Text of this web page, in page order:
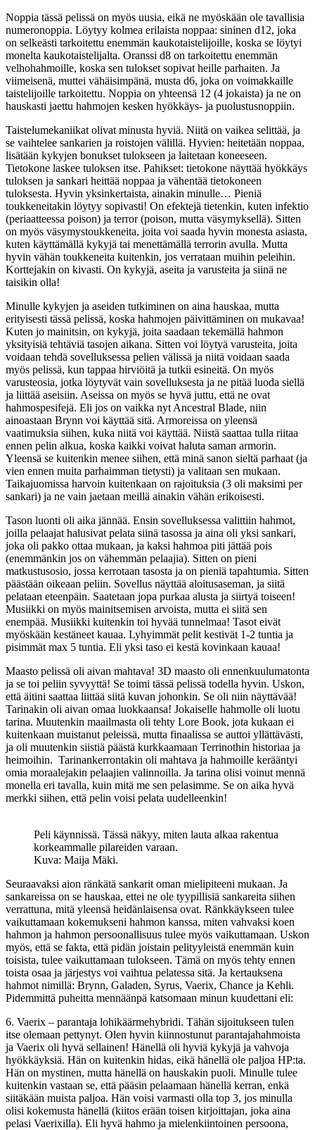
Noppia tässä pelissä on myös uusia, eikä ne myöskään ole tavallisia
numeronoppia. Löytyy kolmea erilaista noppaa: sininen d12, joka
on selkeästi tarkoitettu enemmän kaukotaistelijoille, koska se löytyi
monelta kaukotaistelijalta. Oranssi d8 on tarkoitettu enemmän
velhohahmoille, koska sen tulokset sopivat heille parhaiten. Ja
viimeisenä, muttei vähäisimpänä, musta d6, joka on voimakkaille
taistelijoille tarkoitettu. Noppia on yhteensä 12 (4 jokaista) ja ne on
hauskasti jaettu hahmojen kesken hyökkäys- ja puolustusnoppiin.
Taistelumekaniikat olivat minusta hyviä. Niitä on vaikea selittää, ja
se vaihtelee sankarien ja roistojen välillä. Hyvien: heitetään noppaa,
lisätään kykyjen bonukset tulokseen ja laitetaan koneeseen.
Tietokone laskee tuloksen itse. Pahikset: tietokone näyttää hyökkäys
tuloksen ja sankari heittää noppaa ja vähentää tietokoneen
tuloksesta. Hyvin yksinkertaista, ainakin minulle… Pieniä
toukkeneitakin löytyy sopivasti! On efektejä tietenkin, kuten infektio
(periaatteessa poison) ja terror (poison, mutta väsymyksellä). Sitten
on myös väsymystoukkeneita, joita voi saada hyvin monesta asiasta,
kuten käyttämällä kykyjä tai menettämällä terrorin avulla. Mutta
hyvin vähän toukkeneita kuitenkin, jos verrataan muihin peleihin.
Korttejakin on kivasti. On kykyjä, aseita ja varusteita ja siinä ne
taisikin olla!
Minulle kykyjen ja aseiden tutkiminen on aina hauskaa, mutta
erityisesti tässä pelissä, koska hahmojen päivittäminen on mukavaa!
Kuten jo mainitsin, on kykyjä, joita saadaan tekemällä hahmon
yksityisiä tehtäviä tasojen aikana. Sitten voi löytyä varusteita, joita
voidaan tehdä sovelluksessa pelien välissä ja niitä voidaan saada
myös pelissä, kun tappaa hirviöitä ja tutkii esineitä. On myös
varusteosia, jotka löytyvät vain sovelluksesta ja ne pitää luoda siellä
ja liittää aseisiin. Aseissa on myös se hyvä juttu, että ne ovat
hahmospesifejä. Eli jos on vaikka nyt Ancestral Blade, niin
ainoastaan Brynn voi käyttää sitä. Armoreissa on yleensä
vaatimuksia siihen, kuka niitä voi käyttää. Niistä saattaa tulla riitaa
ennen pelin alkua, koska kaikki voivat haluta saman armorin.
Yleensä se kuitenkin menee siihen, että minä sanon sieltä parhaat (ja
vien ennen muita parhaimman tietysti) ja valitaan sen mukaan.
Taikajuomissa harvoin kuitenkaan on rajoituksia (3 oli maksimi per
sankari) ja ne vain jaetaan meillä ainakin vähän erikoisesti.
Tason luonti oli aika jännää. Ensin sovelluksessa valittiin hahmot,
joilla pelaajat halusivat pelata siinä tasossa ja aina oli yksi sankari,
joka oli pakko ottaa mukaan, ja kaksi hahmoa piti jättää pois
(enemmänkin jos on vähemmän pelaajia). Sitten on pieni
matkustusosio, jossa kerrotaan tasosta ja on pieniä tapahtumia. Sitten
päästään oikeaan peliin. Sovellus näyttää aloitusaseman, ja siitä
pelataan eteenpäin. Saatetaan jopa purkaa alusta ja siirtyä toiseen!
Musiikki on myös mainitsemisen arvoista, mutta ei siitä sen
enempää. Musiikki kuitenkin toi hyvää tunnelmaa! Tasot eivät
myöskään kestäneet kauaa. Lyhyimmät pelit kestivät 1-2 tuntia ja
pisimmät max 5 tuntia. Eli yksi taso ei kestä kovinkaan kauaa!
Maasto pelissä oli aivan mahtava! 3D maasto oli ennenkuulumatonta
ja se toi peliin syvyyttä! Se toimi tässä pelissä todella hyvin. Uskon,
että äitini saattaa liittää siitä kuvan johonkin. Se oli niin näyttävää!
Tarinakin oli aivan omaa luokkaansa! Jokaiselle hahmolle oli luotu
tarina. Muutenkin maailmasta oli tehty Lore Book, jota kukaan ei
kuitenkaan muistanut peleissä, mutta finaalissa se auttoi yllättävästi,
ja oli muutenkin siistiä päästä kurkkaamaan Terrinothin historiaa ja
heimoihin. Tarinankerrontakin oli mahtava ja hahmoille kerääntyi
omia moraalejakin pelaajien valinnoilla. Ja tarina olisi voinut mennä
monella eri tavalla, kuin mitä me sen pelasimme. Se on aika hyvä
merkki siihen, että pelin voisi pelata uudelleenkin!
Peli käynnissä. Tässä näkyy, miten lauta alkaa rakentua
korkeammalle pilareiden varaan.
Kuva: Maija Mäki.
Seuraavaksi aion ränkätä sankarit oman mielipiteeni mukaan. Ja
sankareissa on se hauskaa, ettei ne ole tyypillisiä sankareita siihen
verrattuna, mitä yleensä heidänlaisensa ovat. Ränkkäykseen tulee
vaikuttamaan kokemukseni hahmon kanssa, miten vahvaksi koen
hahmon ja hahmon persoonallisuus tulee myös vaikuttamaan. Uskon
myös, että se fakta, että pidän joistain pelityyleistä enemmän kuin
toisista, tulee vaikuttamaan tulokseen. Tämä on myös tehty ennen
toista osaa ja järjestys voi vaihtua pelatessa sitä. Ja kertauksena
hahmot nimillä: Brynn, Galaden, Syrus, Vaerix, Chance ja Kehli.
Pidemmittä puheitta mennäänpä katsomaan minun kuudettani eli:
6. Vaerix – parantaja lohikäärmehybridi. Tähän sijoitukseen tulen
itse olemaan pettynyt. Olen hyvin kiinnostunut parantajahahmoista
ja Vaerix oli hyvä sellainen! Hänellä oli hyviä kykyjä ja vahvoja
hyökkäyksiä. Hän on kuitenkin hidas, eikä hänellä ole paljoa HP:ta.
Hän on mystinen, mutta hänellä on hauskakin puoli. Minulle tulee
kuitenkin vastaan se, että pääsin pelaamaan hänellä kerran, enkä
siitäkään muista paljoa. Hän voisi varmasti olla top 3, jos minulla
olisi kokemusta hänellä (kiitos erään toisen kirjoittajan, joka aina
pelasi Vaerixilla). Eli hyvä hahmo ja mielenkiintoinen persoona,